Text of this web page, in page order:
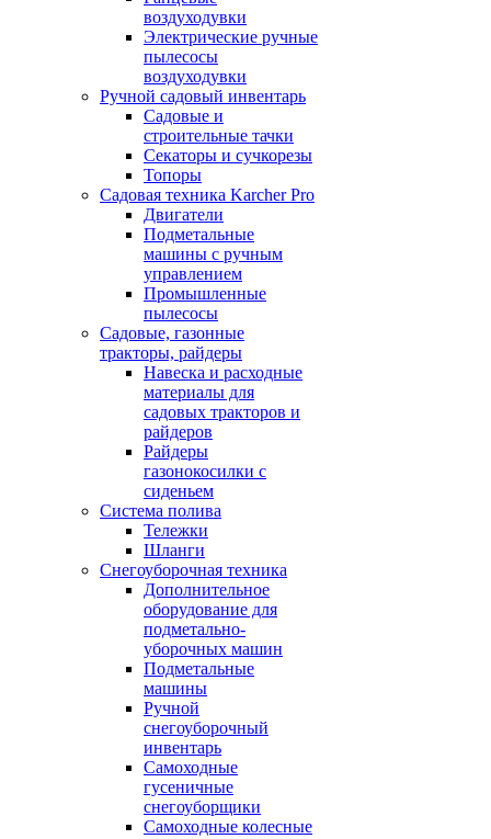
воздуходувки
Электрические ручные
пылесосы
воздуходувки
Ручной садовый инвентарь
Садовые и
строительные тачки
Секаторы и сучкорезы
Топоры
Садовая техника Karcher Pro
Двигатели
Подметальные
машины с ручным
управлением
Промышленные
пылесосы
Садовые, газонные
тракторы, райдеры
Навеска и расходные
материалы для
садовых тракторов и
райдеров
Райдеры
газонокосилки с
сиденьем
Система полива
Тележки
Шланги
Снегоуборочная техника
Дополнительное
оборудование для
подметально-
уборочных машин
Подметальные
машины
Ручной
снегоуборочный
инвентарь
Самоходные
гусеничные
снегоуборщики
Самоходные колесные